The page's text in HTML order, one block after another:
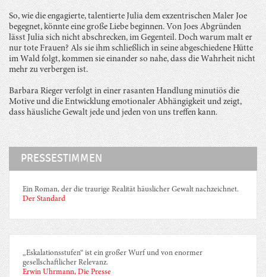
So, wie die engagierte, talentierte Julia dem exzentrischen Maler Joe
begegnet, könnte eine große Liebe beginnen. Von Joes Abgründen
lässt Julia sich nicht abschrecken, im Gegenteil. Doch warum malt er
nur tote Frauen? Als sie ihm schließlich in seine abgeschiedene Hütte
im Wald folgt, kommen sie einander so nahe, dass die Wahrheit nicht
mehr zu verbergen ist.
Barbara Rieger verfolgt in einer rasanten Handlung minutiös die
Motive und die Entwicklung emotionaler Abhängigkeit und zeigt,
dass häusliche Gewalt jede und jeden von uns treffen kann.
PRESSESTIMMEN
Ein Roman, der die traurige Realität häuslicher Gewalt nachzeichnet.
Der Standard
„Eskalationsstufen“ ist ein großer Wurf und von enormer
gesellschaftlicher Relevanz.
Erwin Uhrmann, Die Presse